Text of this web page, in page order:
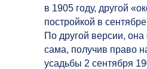
в 1905 году, другой
постройкой в
По другой версии, она
сама, получив право
усадьбы 2 сентября